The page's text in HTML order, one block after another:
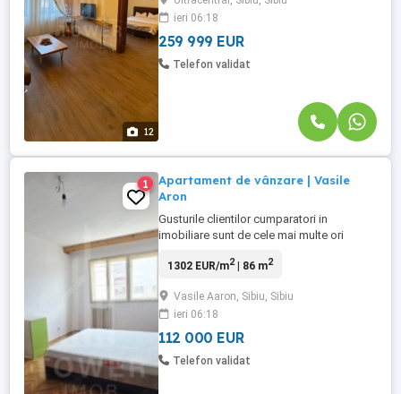
12
locuit, cât și pentru investiție. Caracteristici
principale: ✔ Suprafață utilă: 84,3 mp ✔ 4
camere spațioase, ...
ieri 06:18
259 999 EUR
Telefon validat
1
Apartament de vânzare | Vasile
Aron
Gusturile clientilor cumparatori in
imobiliare sunt de cele mai multe ori
altii nou dar mobilat. Altii vor rezidential
Dar sunt si clienti care doresc un anume
apartament, chiar de refacut total dar sa il
amenajeze ...
1302 EUR/m2| 86 m2
Vasile Aaron, Sibiu, Sibiu
ieri 06:18
112 000 EUR
Telefon validat